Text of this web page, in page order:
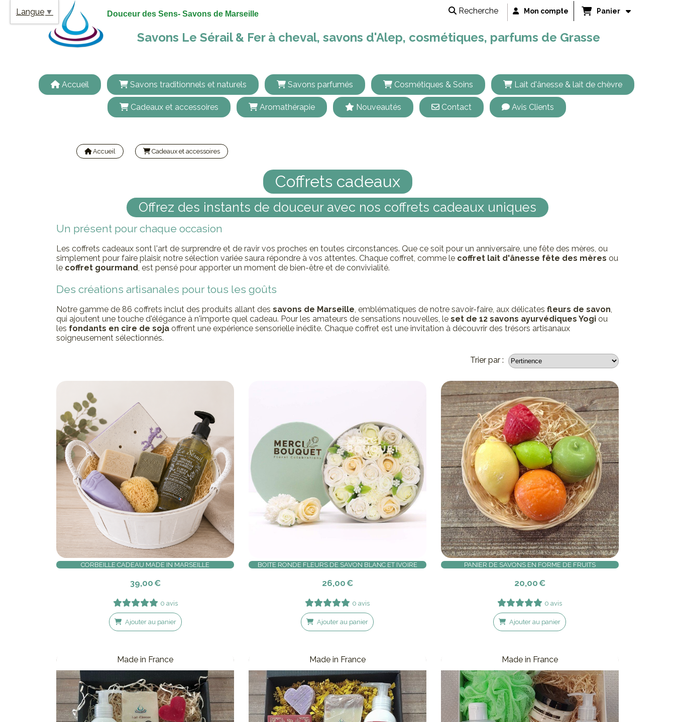
Douceur des Sens- Savons de Marseille
Savons Le Sérail & Fer à cheval, savons d'Alep, cosmétiques, parfums de Grasse
Recherche Mon compte Panier
Accueil Savons traditionnels et naturels Savons parfumés Cosmétiques & Soins Lait d'ânesse & lait de chèvre
Cadeaux et accessoires Aromathérapie Nouveautés Contact Avis Clients
Accueil Cadeaux et accessoires
Coffrets cadeaux
Offrez des instants de douceur avec nos coffrets cadeaux uniques
Un présent pour chaque occasion
Les coffrets cadeaux sont l'art de surprendre et de ravir vos proches en toutes circonstances. Que ce soit pour un anniversaire, une fête des mères, ou
simplement pour faire plaisir, notre sélection variée saura répondre à vos attentes. Chaque coffret, comme le coffret lait d'ânesse fête des mères ou
le coffret gourmand, est pensé pour apporter un moment de bien-être et de convivialité.
Des créations artisanales pour tous les goûts
Notre gamme de 86 coffrets inclut des produits allant des savons de Marseille, emblématiques de notre savoir-faire, aux délicates fleurs de savon,
qui ajoutent une touche d'élégance à n'importe quel cadeau. Pour les amateurs de sensations nouvelles, le set de 12 savons ayurvédiques Yogi ou
les fondants en cire de soja offrent une expérience sensorielle inédite. Chaque coffret est une invitation à découvrir des trésors artisanaux
soigneusement sélectionnés.
Trier par :
CORBEILLE CADEAU MADE IN MARSEILLE
39,00 €
0 avis
Ajouter au panier
BOITE RONDE FLEURS DE SAVON BLANC ET IVOIRE
26,00 €
0 avis
Ajouter au panier
PANIER DE SAVONS EN FORME DE FRUITS
20,00 €
0 avis
Ajouter au panier
Made in France Made in France Made in France
Langue ▼
Panneau de gestion des cookies